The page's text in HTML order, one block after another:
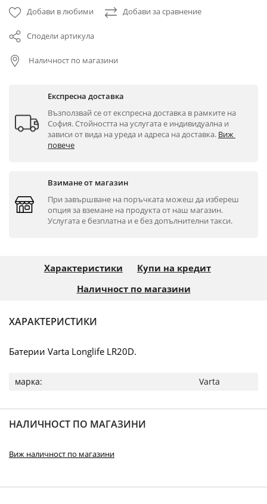
Добави в любими Добави за сравнение
Сподели артикула
Наличност по магазини
Експресна доставка
Възползвай се от експресна доставка в рамките на
София. Стойността на услугата е индивидуална и
зависи от вида на уреда и адреса на доставка. Виж
повече
Взимане от магазин
При завършване на поръчката можеш да избереш
опция за вземане на продукта от наш магазин.
Услугата е безплатна и е без допълнителни такси.
Характеристики
Купи на кредит
Наличност по магазини
ХАРАКТЕРИСТИКИ
Батерии Varta Longlife LR20D.
Повече
информация
Varta
НАЛИЧНОСТ ПО МАГАЗИНИ
Виж наличност по магазини